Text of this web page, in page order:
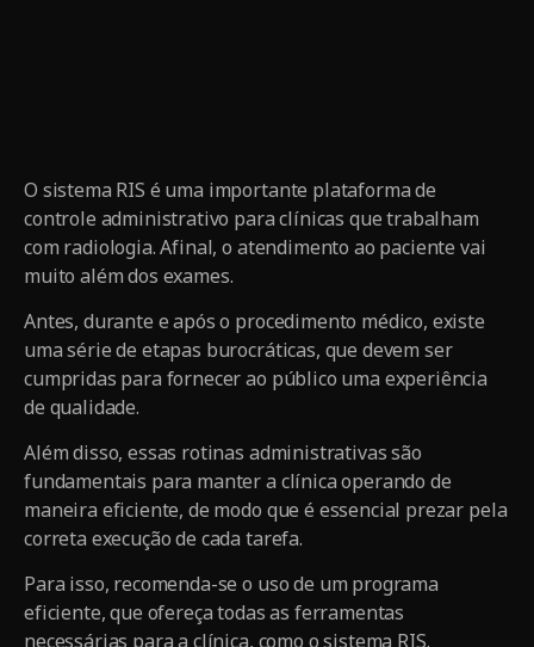
O sistema RIS é uma importante plataforma de
controle administrativo para clínicas que trabalham
com radiologia. Afinal, o atendimento ao paciente vai
muito além dos exames.
Antes, durante e após o procedimento médico, existe
uma série de etapas burocráticas, que devem ser
cumpridas para fornecer ao público uma experiência
de qualidade.
Além disso, essas rotinas administrativas são
fundamentais para manter a clínica operando de
maneira eficiente, de modo que é essencial prezar pela
correta execução de cada tarefa.
Para isso, recomenda-se o uso de um programa
eficiente, que ofereça todas as ferramentas
necessárias para a clínica, como o sistema RIS.